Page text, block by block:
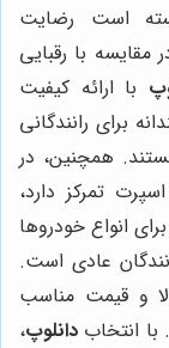
است رضایت
با رقبایی
با ارائه کیفیت
برای رانندگانی
همچنین، در
تمرکز دارد،
انواع خودروها
عادی است.
و قیمت مناسب
انتخاب دانلوپ،